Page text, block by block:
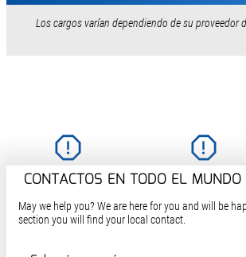
Los cargos varían dependiendo de su proveedor
CONTACTOS EN TODO EL MUNDO
May we help you? We are here for you and will be
section you will find your local contact.